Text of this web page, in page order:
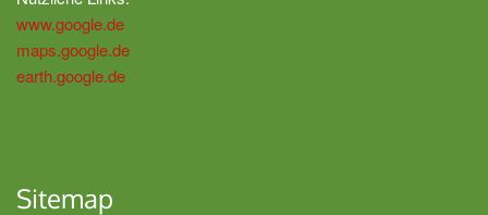
www.google.de
maps.google.de
earth.google.de
Sitemap